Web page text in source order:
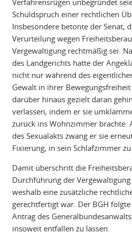
Verfahrensrügen unbegründet
Schuldspruch einer rechtlichen
Insbesondere betonte der Senat,
Verurteilung wegen
Vergewaltigung rechtmäßig sei.
des Landgerichts hatte der
nicht nur während des
Gewalt in ihrer
darüber hinaus gezielt daran
verlassen, indem er sie
zurück ins Wohnzimmer brachte.
des Sexualakts zwang er sie
Fixierung, in sein Schlafzimmer
Damit überschritt die
Durchführung der
weshalb eine zusätzliche
gerechtfertigt war. Der BGH
Antrag des
insoweit entfallen zu lassen.